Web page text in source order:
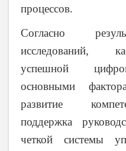
процессов.
Согласно
исследований,
успешной
основными
развитие
поддержка
четкой системы